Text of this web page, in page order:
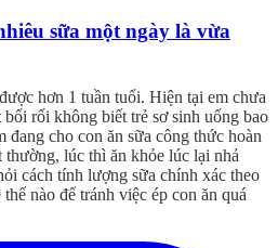
sữa một ngày là vừa
hơn 1 tuần tuổi. Hiện tại em chưa
rối không biết trẻ sơ sinh uống bao
đang cho con ăn sữa công thức hoàn
thường, lúc thì ăn khỏe lúc lại nhả
cách tính lượng sữa chính xác theo
nào để tránh việc ép con ăn quá